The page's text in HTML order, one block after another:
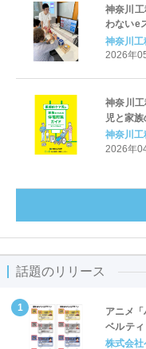
神奈川
わないe
びを支援
神奈川工
2026年
神奈川
児と家
の電源確
神奈川工
2026年
話題のリリース
アニメ
ベルテ
対応につ
株式会社